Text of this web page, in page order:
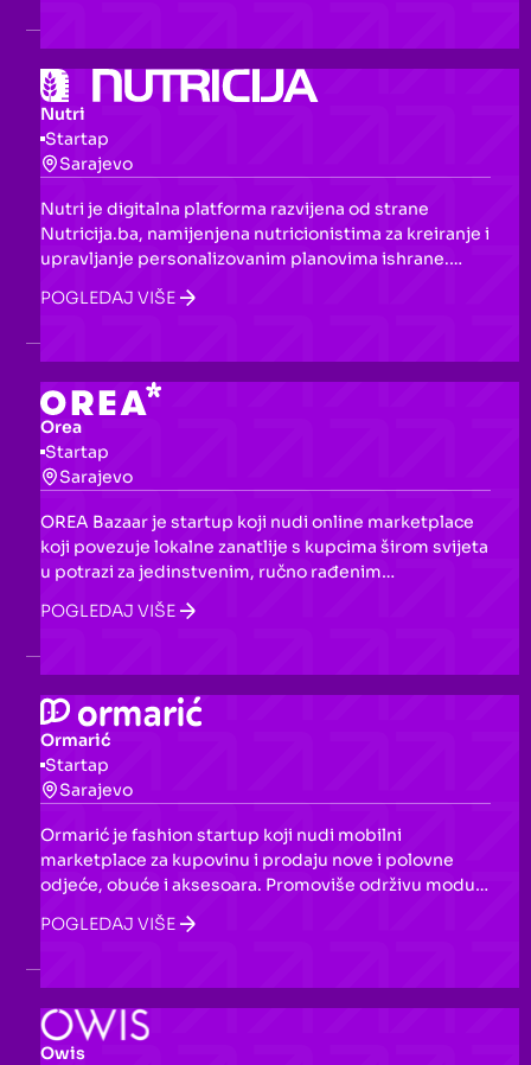
osnivanje kompanija i povezivanje s investitorima.
Nutri
Startap
Sarajevo
Nutri je digitalna platforma razvijena od strane
Nutricija.ba, namijenjena nutricionistima za kreiranje i
upravljanje personalizovanim planovima ishrane.
Nudi bazu klijenata, praćenje ishrane u realnom
vremenu, analizu makro i mikronutrijenata te
POGLEDAJ VIŠE
Orea
Startap
Sarajevo
OREA Bazaar je startup koji nudi online marketplace
koji povezuje lokalne zanatlije s kupcima širom svijeta
u potrazi za jedinstvenim, ručno rađenim
proizvodima. Sa fokusom na etičku proizvodnju i
održivost, platforma omogućava malim
da dostignu širu publiku putem digitalnog
poslovanja.
POGLEDAJ VIŠE
Ormarić
Startap
Sarajevo
Ormarić je fashion startup koji nudi mobilni
marketplace za kupovinu i prodaju nove i polovne
odjeće, obuće i aksesoara. Promoviše održivu modu
dajući odjevnim predmetima drugi život, a
korisnicima omogućava sigurne transakcije bez
POGLEDAJ VIŠE
Owis